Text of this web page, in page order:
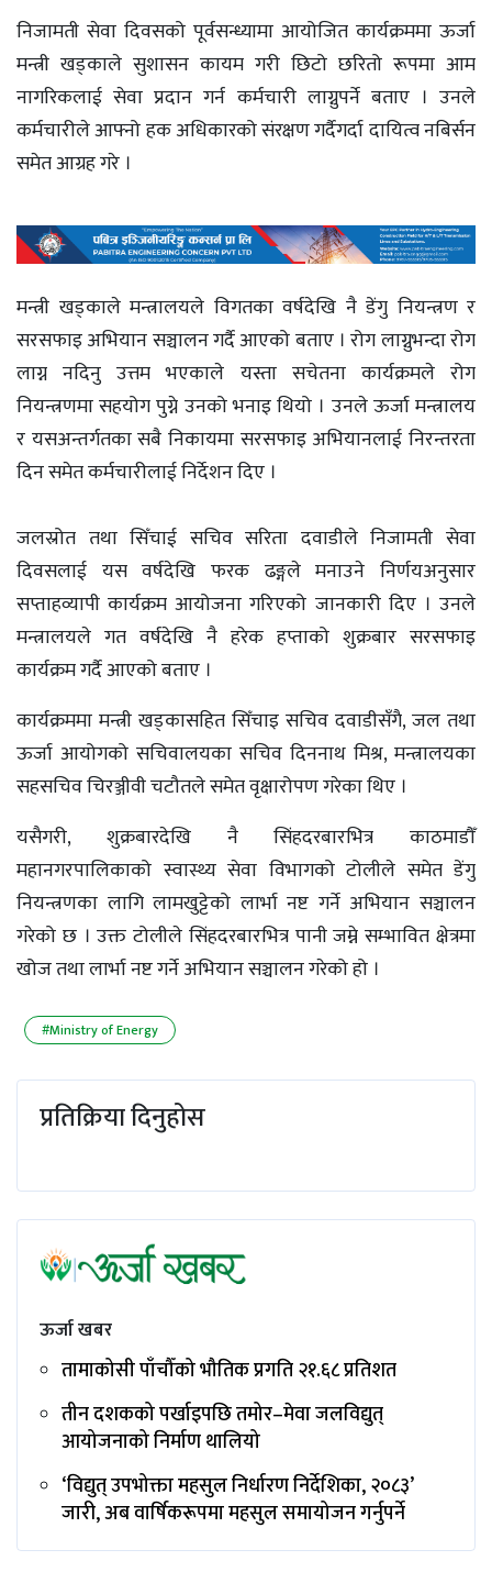
निजामती सेवा दिवसको पूर्वसन्ध्यामा आयोजित कार्यक्रममा ऊर्जा
मन्त्री खड्काले सुशासन कायम गरी छिटो छरितो रूपमा आम
नागरिकलाई सेवा प्रदान गर्न कर्मचारी लाग्नुपर्ने बताए । उनले
कर्मचारीले आफ्नो हक अधिकारको संरक्षण गर्दैगर्दा दायित्व नबिर्सन
समेत आग्रह गरे ।
मन्त्री खड्काले मन्त्रालयले विगतका वर्षदेखि नै डेंगु नियन्त्रण र
सरसफाइ अभियान सञ्चालन गर्दै आएको बताए । रोग लाग्नुभन्दा रोग
लाग्न नदिनु उत्तम भएकाले यस्ता सचेतना कार्यक्रमले रोग
नियन्त्रणमा सहयोग पुग्ने उनको भनाइ थियो । उनले ऊर्जा मन्त्रालय
र यसअन्तर्गतका सबै निकायमा सरसफाइ अभियानलाई निरन्तरता
दिन समेत कर्मचारीलाई निर्देशन दिए ।
जलस्रोत तथा सिँचाई सचिव सरिता दवाडीले निजामती सेवा
दिवसलाई यस वर्षदेखि फरक ढङ्गले मनाउने निर्णयअनुसार
सप्ताहव्यापी कार्यक्रम आयोजना गरिएको जानकारी दिए । उनले
मन्त्रालयले गत वर्षदेखि नै हरेक हप्ताको शुक्रबार सरसफाइ
कार्यक्रम गर्दै आएको बताए ।
कार्यक्रममा मन्त्री खड्कासहित सिँचाइ सचिव दवाडीसँगै, जल तथा
ऊर्जा आयोगको सचिवालयका सचिव दिननाथ मिश्र, मन्त्रालयका
सहसचिव चिरञ्जीवी चटौतले समेत वृक्षारोपण गरेका थिए ।
यसैगरी, शुक्रबारदेखि नै सिंहदरबारभित्र काठमाडौँ
महानगरपालिकाको स्वास्थ्य सेवा विभागको टोलीले समेत डेंगु
नियन्त्रणका लागि लामखुट्टेको लार्भा नष्ट गर्ने अभियान सञ्चालन
गरेको छ । उक्त टोलीले सिंहदरबारभित्र पानी जम्ने सम्भावित क्षेत्रमा
खोज तथा लार्भा नष्ट गर्ने अभियान सञ्चालन गरेको हो ।
#Ministry of Energy
प्रतिक्रिया दिनुहोस
ऊर्जा खबर
तामाकोसी पाँचौँको भौतिक प्रगति २१.६८ प्रतिशत
तीन दशकको पर्खाइपछि तमोर–मेवा जलविद्युत्
आयोजनाको निर्माण थालियो
‘विद्युत् उपभोक्ता महसुल निर्धारण निर्देशिका, २०८३’
जारी, अब वार्षिकरूपमा महसुल समायोजन गर्नुपर्ने